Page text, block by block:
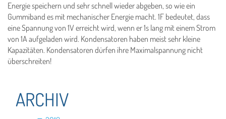
Energie speichern und sehr schnell wieder abgeben, so wie ein
Gummiband es mit mechanischer Energie macht. 1F bedeutet, dass
eine Spannung von 1V erreicht wird, wenn er 1s lang mit einem Strom
von 1A aufgeladen wird. Kondensatoren haben meist sehr kleine
Kapazitäten. Kondensatoren dürfen ihre Maximalspannung nicht
überschreiten!
ARCHIV